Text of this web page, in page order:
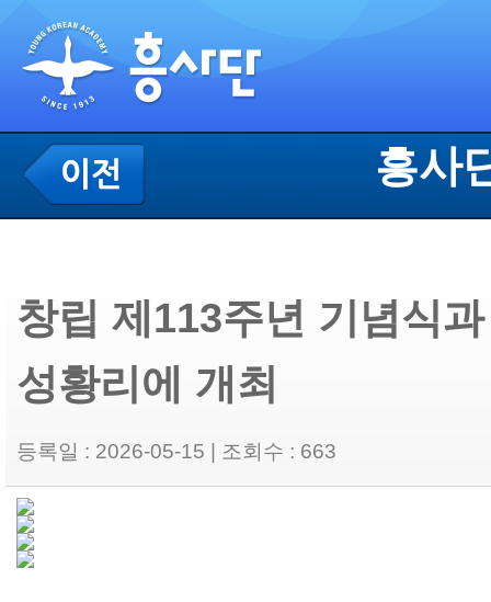
흥사
창립 제113주년 기념식
성황리에 개최
등록일 : 2026-05-15 | 조회수 : 663